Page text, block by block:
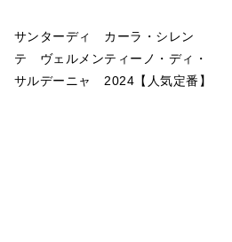
サンターディ カーラ・シレン
テ ヴェルメンティーノ・ディ・
サルデーニャ 2024【人気定番】